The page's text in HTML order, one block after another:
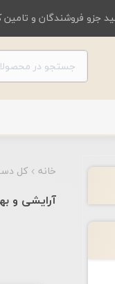
جزو فروشندگان و
خانه کل
آرایشی و